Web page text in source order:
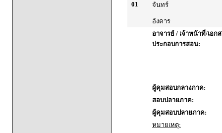
01 จันทร์
อังคาร
อาจารย์ / เจ้าหน้าที่/เอก
ประกอบการสอน:
ผู้คุมสอบกลางภาค:
สอบปลายภาค:
ผู้คุมสอบปลายภาค:
หมายเหตุ: